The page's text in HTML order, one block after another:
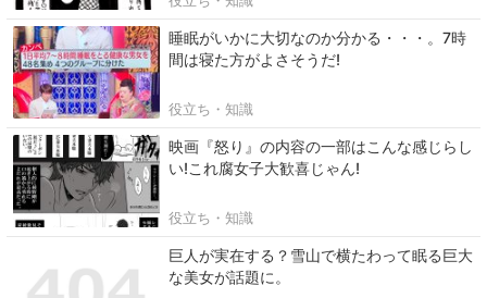
睡眠がいかに大切なのか分かる・・・。7時
間は寝た方がよさそうだ!
役立ち・知識
映画『怒り』の内容の一部はこんな感じらし
い!これ腐女子大歓喜じゃん!
役立ち・知識
巨人が実在する？雪山で横たわって眠る巨大
な美女が話題に。